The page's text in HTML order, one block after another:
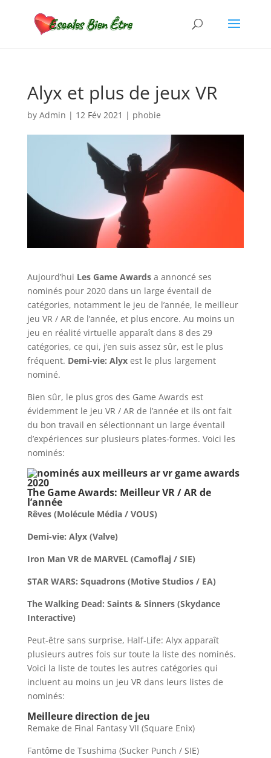
Alyx et plus de jeux VR
by Admin | 12 Fév 2021 | phobie
Aujourd’hui Les Game Awardsa annoncé ses
nominés pour 2020 dans un large éventail de
catégories, notamment le jeu de l’année, le meilleur
jeu VR / AR de l’année, et plus encore. Au moins un
jeu en réalité virtuelle apparaît dans 8 des 29
catégories, ce qui, j’en suis assez sûr, est le plus
fréquent. Demi-vie: Alyxest le plus largement
nominé.
Bien sûr, le plus gros des Game Awards est
évidemment le jeu VR / AR de l’année et ils ont fait
du bon travail en sélectionnant un large éventail
d’expériences sur plusieurs plates-formes. Voici les
nominés:
The Game Awards: Meilleur VR / AR de
l’année
Rêves (Molécule Média / VOUS)
Demi-vie: Alyx (Valve)
Iron Man VR de MARVEL (Camoflaj / SIE)
STAR WARS: Squadrons (Motive Studios / EA)
The Walking Dead: Saints & Sinners (Skydance
Interactive)
Peut-être sans surprise, Half-Life: Alyx apparaît
plusieurs autres fois sur toute la liste des nominés.
Voici la liste de toutes les autres catégories qui
incluent au moins un jeu VR dans leurs listes de
nominés:
Meilleure direction de jeu
Remake de Final Fantasy VII (Square Enix)
Fantôme de Tsushima (Sucker Punch / SIE)